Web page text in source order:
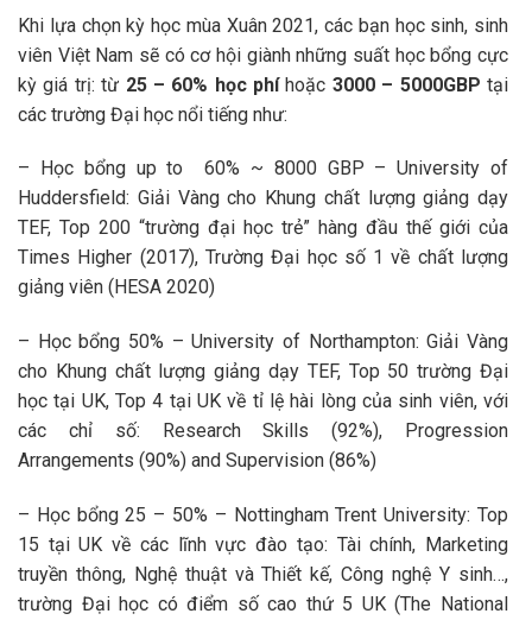
Khi lựa chọn kỳ học mùa Xuân 2021, các bạn học sinh, sinh
viên Việt Nam sẽ có cơ hội giành những suất học bổng cực
kỳ giá trị: từ 25 – 60% học phíhoặc 3000 – 5000GBP tại
các trường Đại học nổi tiếng như:
– Học bổng up to 60% ~ 8000 GBP – University of
Huddersfield: Giải Vàng cho Khung chất lượng giảng dạy
TEF, Top 200 “trường đại học trẻ” hàng đầu thế giới của
Times Higher (2017), Trường Đại học số 1 về chất lượng
giảng viên (HESA 2020)
– Học bổng 50% – University of Northampton: Giải Vàng
cho Khung chất lượng giảng dạy TEF, Top 50 trường Đại
học tại UK, Top 4 tại UK về tỉ lệ hài lòng của sinh viên, với
các chỉ số: Research Skills (92%), Progression
Arrangements (90%) and Supervision (86%)
– Học bổng 25 – 50% – Nottingham Trent University: Top
15 tại UK về các lĩnh vực đào tạo: Tài chính, Marketing
truyền thông, Nghệ thuật và Thiết kế, Công nghệ Y sinh…,
trường Đại học có điểm số cao thứ 5 UK (The National